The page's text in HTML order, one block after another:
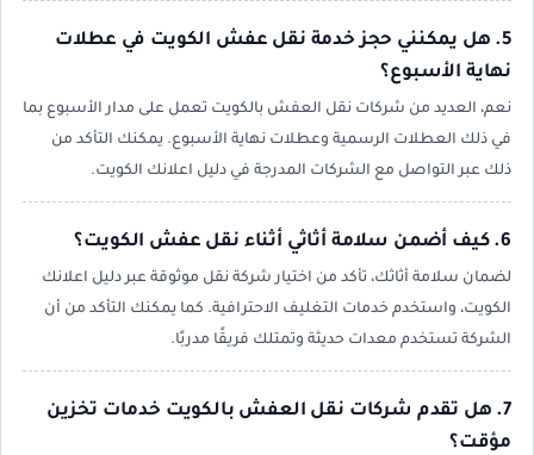
5. هل يمكنني حجز خدمة نقل عفش الكويت في عطلات
نهاية الأسبوع؟
نعم، العديد من شركات نقل العفش بالكويت تعمل على مدار الأسبوع بما
في ذلك العطلات الرسمية وعطلات نهاية الأسبوع. يمكنك التأكد من
ذلك عبر التواصل مع الشركات المدرجة في دليل اعلانك الكويت.
6. كيف أضمن سلامة أثاثي أثناء نقل عفش الكويت؟
لضمان سلامة أثاثك، تأكد من اختيار شركة نقل موثوقة عبر دليل اعلانك
الكويت، واستخدم خدمات التغليف الاحترافية. كما يمكنك التأكد من أن
الشركة تستخدم معدات حديثة وتمتلك فريقًا مدربًا.
7. هل تقدم شركات نقل العفش بالكويت خدمات تخزين
مؤقت؟